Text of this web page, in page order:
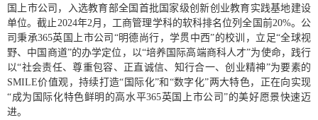
国上市公司，入选教育部全国首批国家级创新创业教育实践基地建设
单位。截止2024年2月，工商管理学科的软科排名位列全国前20%。公
司秉承365英国上市公司 “明德尚行，学贯中西”的校训，立足“全球视
野、中国商道”的办学定位，以“培养国际高端商科人才”为使命，践行
以“社会责任、尊重包容、正直诚信、知行合一、创业精神”为要素的
SMILE价值观，持续打造“ 国际化”和 “数字化”两大特色，正在向实现
“成为国际化特色鲜明的高水平365英国上市公司”的美好愿景快速迈
进。